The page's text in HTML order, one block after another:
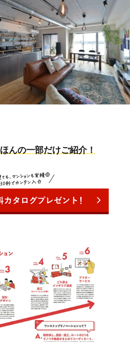
ほんの一部だけご紹介！